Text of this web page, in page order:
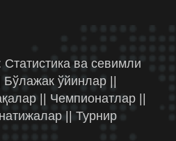
Статистика ва севимли
ўйинлар ||
|| Чемпионатлар ||
|| Турнир